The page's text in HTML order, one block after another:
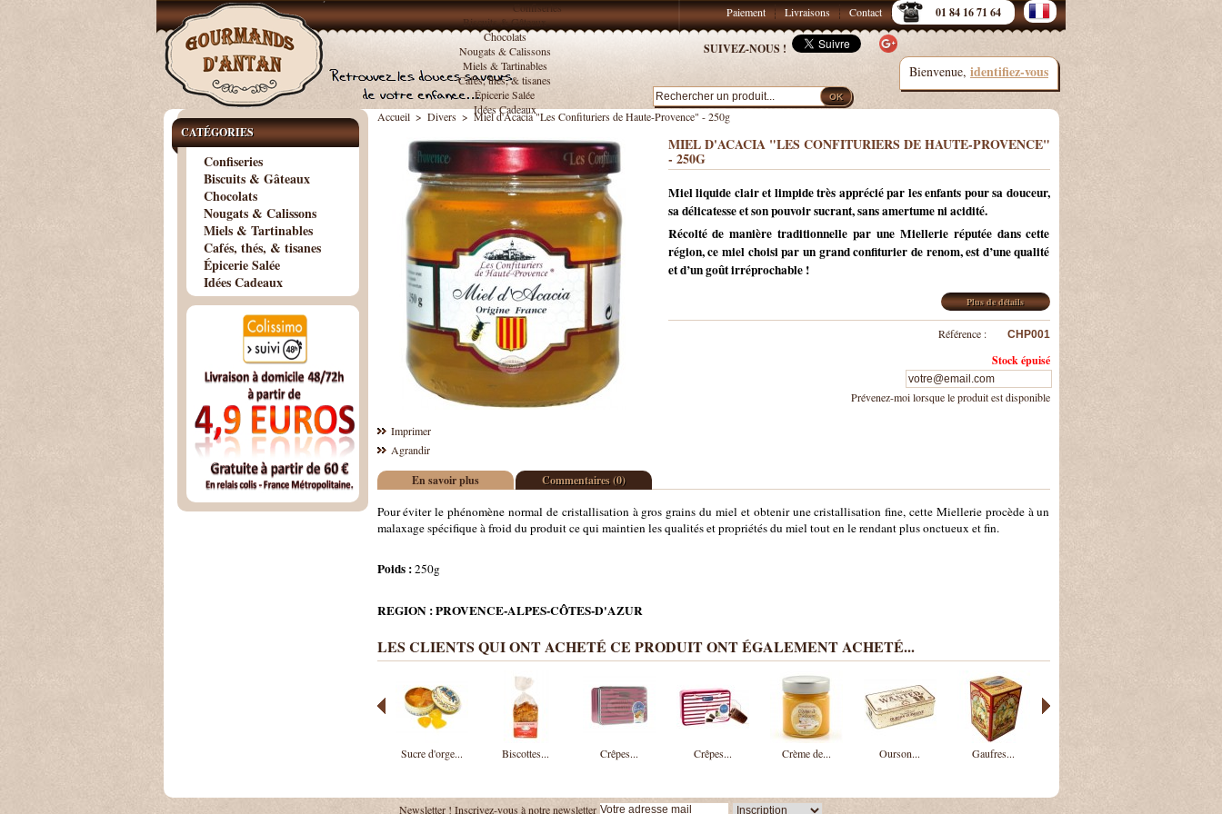
Paiement Livraisons Contact 01 84 16 71 64
SUIVEZ-NOUS !
Bienvenue, identifiez-vous
Confiseries
Biscuits & Gâteaux
Chocolats
Nougats & Calissons
Miels & Tartinables
Cafés, thés, & tisanes
Épicerie Salée
Idées Cadeaux
CATÉGORIES
Confiseries
Biscuits & Gâteaux
Chocolats
Nougats & Calissons
Miels & Tartinables
Cafés, thés, & tisanes
Épicerie Salée
Idées Cadeaux
Accueil > Divers > Miel d'Acacia "Les Confituriers de Haute-Provence" - 250g
Imprimer
Agrandir
MIEL D'ACACIA "LES CONFITURIERS DE HAUTE-PROVENCE"
- 250G
Miel liquide clair et limpide très apprécié par les enfants pour sa douceur,
sa délicatesse et son pouvoir sucrant, sans amertume ni acidité.
Récolté de manière traditionnelle par une Miellerie réputée dans cette
région, ce miel choisi par un grand confiturier de renom, est d’une qualité
et d’un goût irréprochable !
Plus de détails
Référence : CHP001
Stock épuisé
Prévenez-moi lorsque le produit est disponible
En savoir plus Commentaires (0)
Pour éviter le phénomène normal de cristallisation à gros grains du miel et obtenir une cristallisation fine, cette Miellerie procède à un
malaxage spécifique à froid du produit ce qui maintien les qualités et propriétés du miel tout en le rendant plus onctueux et fin.
Poids :250g
REGION : PROVENCE-ALPES-CÔTES-D'AZUR
LES CLIENTS QUI ONT ACHETÉ CE PRODUIT ONT ÉGALEMENT ACHETÉ...
Sucre d'orge... Biscottes... Crêpes... Crêpes... Crème de... Ourson... Gaufres...
Newsletter ! Inscrivez-vous à notre newsletter